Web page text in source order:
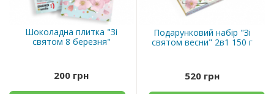
Шоколадна плитка "Зі
святом 8 березня"
200 грн
Подарунковий набір "Зі
святом весни" 2в1 150 г
520 грн